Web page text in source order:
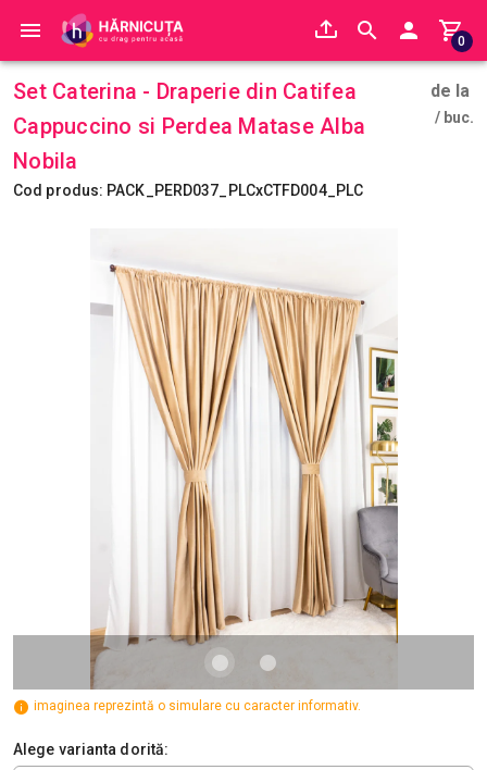
0
Set Caterina - Draperie din Catifea
Cappuccino si Perdea Matase Alba
Nobila
Cod produs: PACK_PERD037_PLCxCTFD004_PLC
de la
/ buc.
imaginea reprezintă o simulare cu caracter informativ.
Alege varianta dorită: